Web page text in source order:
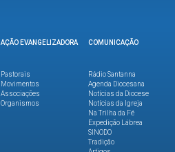
AÇÃO EVANGELIZADORA
Pastorais
Movimentos
Associações
Organismos
COMUNICAÇÃO
Rádio Santanna
Agenda Diocesana
Notícias da Diocese
Notícias da Igreja
Na Trilha da Fé
Expedição Lábrea
SINODO
Tradição